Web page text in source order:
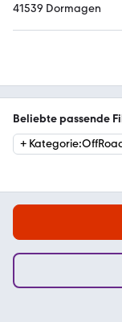
41539 Dormagen
Beliebte passende
+ Kategorie: